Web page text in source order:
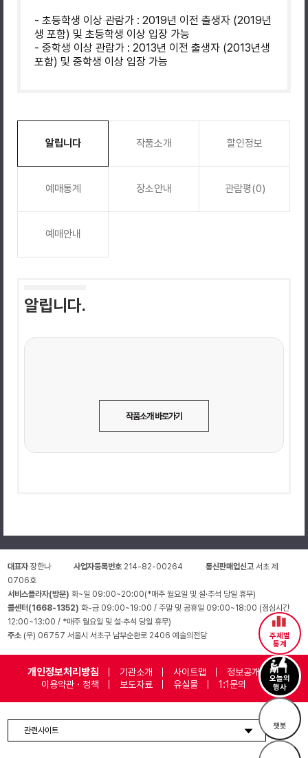
- 초등학생 이상 관람가 : 2019년 이전 출생자 (2019년
생 포함) 및 초등학생 이상 입장 가능
- 중학생 이상 관람가 : 2013년 이전 출생자 (2013년생
포함) 및 중학생 이상 입장 가능
알립니다 작품소개 할인정보
예매통계 장소안내 관람평(0)
예매안내
알립니다.
작품소개 바로가기
주제별
통계
오늘의
행사
챗봇
대표자장한나 사업자등록번호 214-82-00264 통신판매업신고서초 제
0706호
서비스플라자(방문)화~일 09:00~20:00(*매주 월요일 및 설·추석 당일 휴무)
콜센터(1668-1352)화-금 09:00~19:00 / 주말 및 공휴일 09:00~18:00 (점심시간
12:00~13:00 / *매주 월요일 및 설·추석 당일 휴무)
주소 (우) 06757 서울시 서초구 남부순환로 2406 예술의전당
개인정보처리방침 기관소개 사이트맵
정보공개
이용약관 · 정책
보도자료 유실물 1:1문의
관련사이트